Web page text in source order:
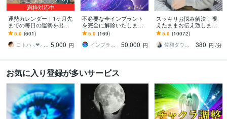
満枠対応中
運勢カレンダー｜1ヶ月先
までの毎日の運勢を出し
ます 30日×500字のおよそ
1万5千文字で細かく詳細
に記します
5.0 (601)
コトハ ⸜❤︎⸝ 新サービス提供開始✨️ 5,000 円
不必要な全インプラント
を完全に解除いたします
インプラント全解除創始
者 × 魂の解放・カルマ浄
化・能力開花
5.0 (169)
インプラント全解除創始者｜魂王DaI⭐︎
50,000 円
スッキリお悩み解決！視
えたままお伝え致します
恋愛、結婚、人間関係、
仕事、人生、ペットの気
持ち等◎祈願付き
5.0 (10072)
佐和ダウジング＆スピリットメンター
380 円 /分
お気に入り登録が多いサービス